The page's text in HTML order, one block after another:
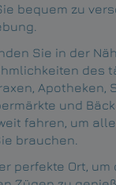
bequem zu
Sie in der
des
Apotheken,
und
fahren, um
brauchen.
perfekte Ort, um